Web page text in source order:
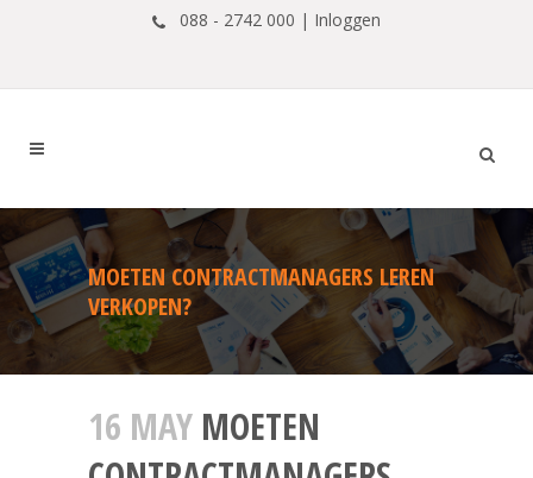
088 - 2742 000 | Inloggen
MOETEN CONTRACTMANAGERS LEREN
VERKOPEN?
16 MAY MOETEN